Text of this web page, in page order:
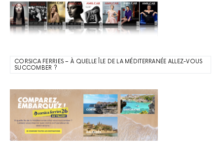
CORSICA FERRIES – À QUELLE ÎLE DE LA MÉDITERRANÉE ALLEZ-VOUS
SUCCOMBER ?